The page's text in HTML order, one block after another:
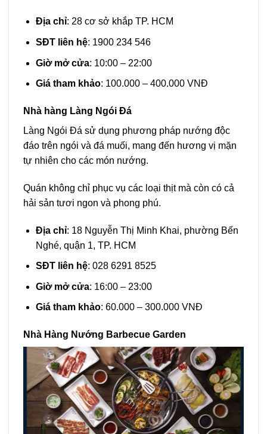
Địa chỉ: 28 cơ sở khắp TP. HCM
SĐT liên hệ: 1900 234 546
Giờ mở cửa: 10:00 – 22:00
Giá tham khảo: 100.000 – 400.000 VNĐ
Nhà hàng Làng Ngói Đá
Làng Ngói Đá sử dụng phương pháp nướng độc
đáo trên ngói và đá muối, mang đến hương vị mặn
tự nhiên cho các món nướng.
Quán không chỉ phục vụ các loại thịt mà còn có cả
hải sản tươi ngon và phong phú.
Địa chỉ: 18 Nguyễn Thị Minh Khai, phường Bến
Nghé, quận 1, TP. HCM
SĐT liên hệ: 028 6291 8525
Giờ mở cửa: 16:00 – 23:00
Giá tham khảo: 60.000 – 300.000 VNĐ
Nhà Hàng Nướng Barbecue Garden